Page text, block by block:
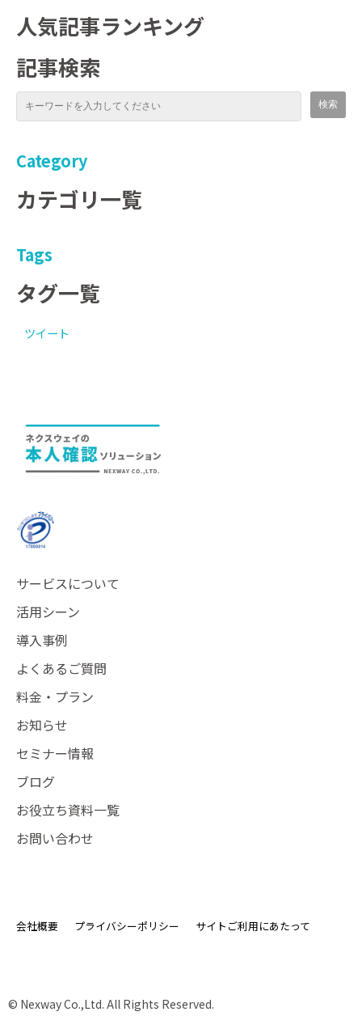
人気記事ランキング
記事検索
Category
カテゴリ一覧
Tags
タグ一覧
ツイート
サービスについて
活用シーン
導入事例
よくあるご質問
料金・プラン
お知らせ
セミナー情報
ブログ
お役立ち資料一覧
お問い合わせ
会社概要 プライバシーポリシー サイトご利用にあたって
© Nexway Co.,Ltd. All Rights Reserved.